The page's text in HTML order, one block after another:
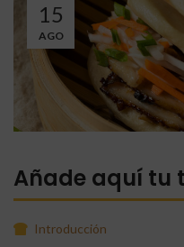
15
AGO
Añade aquí tu
Introducción